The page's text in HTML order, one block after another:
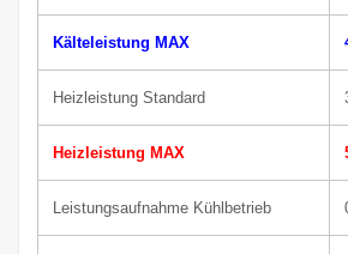
Kälteleistung MAX
Heizleistung Standard
Heizleistung MAX
Leistungsaufnahme Kühlbetrieb